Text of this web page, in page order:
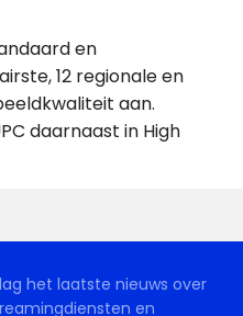
en
12 regionale en
aan.
daarnaast in High
het laatste nieuws over
en